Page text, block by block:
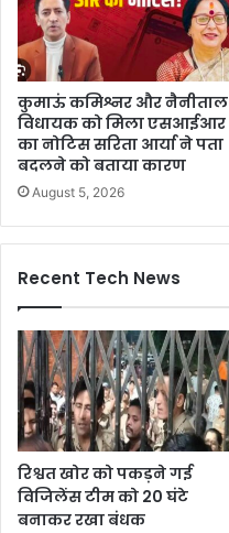
कुमाऊं कमिश्नर और नैनीताल
विधायक को मिला एसआईआर
का नोटिस सरिता आर्या ने पता
बदलने को बताया कारण
August 5, 2026
Recent Tech News
रिश्वत खोर को पकड़ने गई
विजिलेंस टीम को 20 घंटे
बनाकर रखा बंधक